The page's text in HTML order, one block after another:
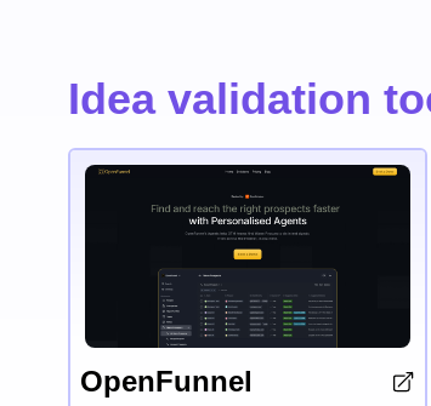
Idea validation
OpenFunnel